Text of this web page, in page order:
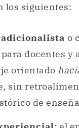
orientadohacia
de
: el
alumnos
sin un foco